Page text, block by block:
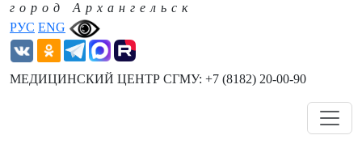
РУС ENG
город Архангельск
МЕДИЦИНСКИЙ ЦЕНТР СГМУ: +7 (8182) 20-00-90